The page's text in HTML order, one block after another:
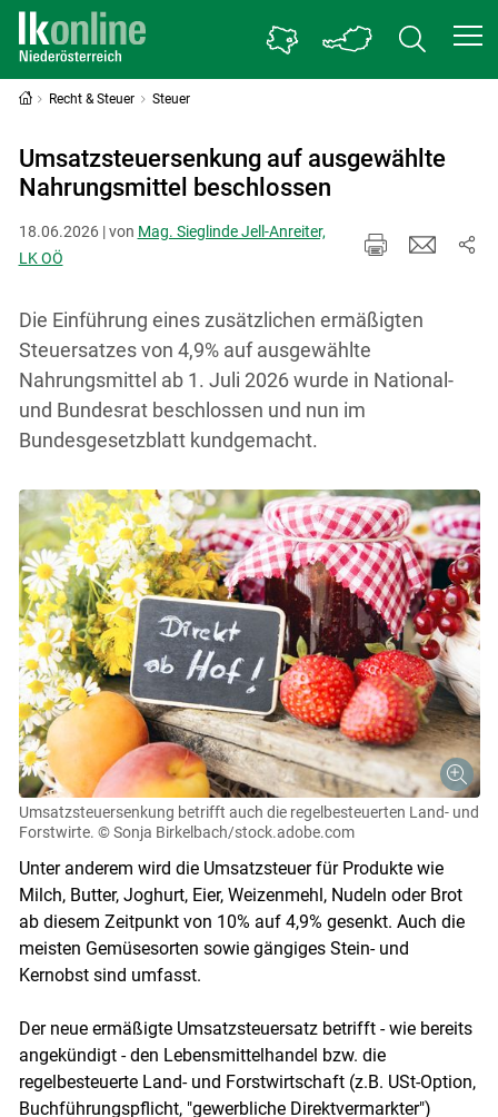
Recht & Steuer Steuer
Umsatzsteuersenkung auf ausgewählte
Nahrungsmittel beschlossen
18.06.2026 | von Mag. Sieglinde Jell-Anreiter,
LK OÖ
Die Einführung eines zusätzlichen ermäßigten
Steuersatzes von 4,9% auf ausgewählte
Nahrungsmittel ab 1. Juli 2026 wurde in National-
und Bundesrat beschlossen und nun im
Bundesgesetzblatt kundgemacht.
Umsatzsteuersenkung betrifft auch die regelbesteuerten Land- und
Forstwirte. © Sonja Birkelbach/stock.adobe.com
Unter anderem wird die Umsatzsteuer für Produkte wie
Milch, Butter, Joghurt, Eier, Weizenmehl, Nudeln oder Brot
ab diesem Zeitpunkt von 10% auf 4,9% gesenkt. Auch die
meisten Gemüsesorten sowie gängiges Stein- und
Kernobst sind umfasst.
Der neue ermäßigte Umsatzsteuersatz betrifft - wie bereits
angekündigt - den Lebensmittelhandel bzw. die
regelbesteuerte Land- und Forstwirtschaft (z.B. USt-Option,
Buchführungspflicht, "gewerbliche Direktvermarkter")